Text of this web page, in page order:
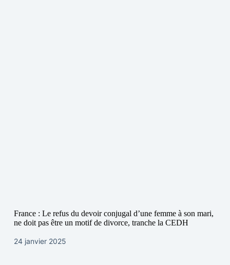
France : Le refus du devoir conjugal d’une femme à son mari,
ne doit pas être un motif de divorce, tranche la CEDH
24 janvier 2025